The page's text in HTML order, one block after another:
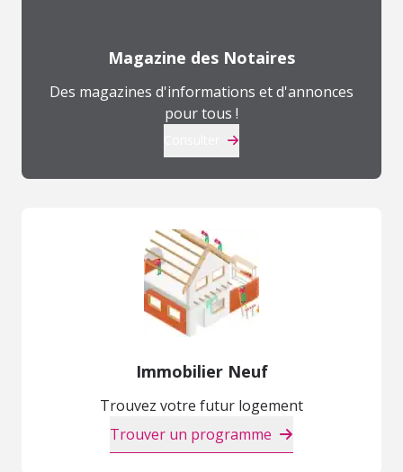
Magazine des Notaires
Des magazines d'informations et d'annonces
pour tous !
Immobilier Neuf
Trouvez votre futur logement
Trouver un programme